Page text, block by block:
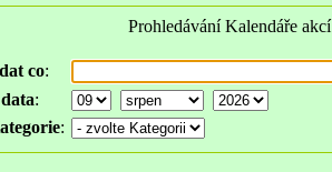
Prohledávání Kalendáře akcí
co:
:
: